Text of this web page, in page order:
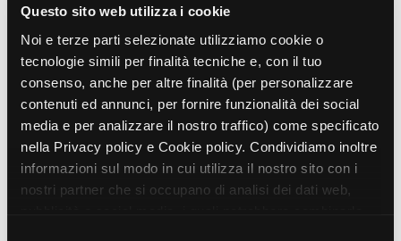
Questo sito web utilizza i cookie
Noi e terze parti selezionate utilizziamo cookie o
tecnologie simili per finalità tecniche e, con il tuo
consenso, anche per altre finalità (per personalizzare
contenuti ed annunci, per fornire funzionalità dei social
media e per analizzare il nostro traffico) come specificato
nella Privacy policy e Cookie policy. Condividiamo inoltre
informazioni sul modo in cui utilizza il nostro sito con i
nostri partner che si occupano di analisi dei dati web,
Whistleblowing
diffusione attraverso molteplici canali (proiezioni in sala,
canali televisivi, homevideo, piattaforme web...).
Progetti in progress
Vedi 105 progetti in progress